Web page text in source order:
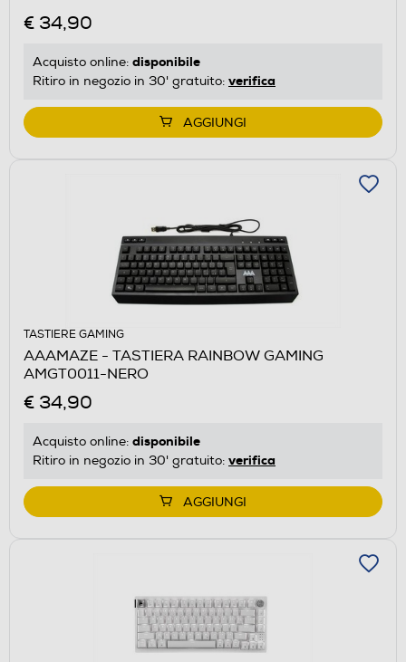
€ 34,90
Acquisto online: disponibile
Ritiro in negozio in 30' gratuito: verifica
AGGIUNGI
TASTIERE GAMING
AAAMAZE - TASTIERA RAINBOW GAMING
AMGT0011-NERO
€ 34,90
Acquisto online: disponibile
Ritiro in negozio in 30' gratuito: verifica
AGGIUNGI